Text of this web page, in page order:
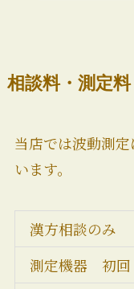
相談料・測定料
当店では波動測
います。
漢方相談のみ
測定機器 初回